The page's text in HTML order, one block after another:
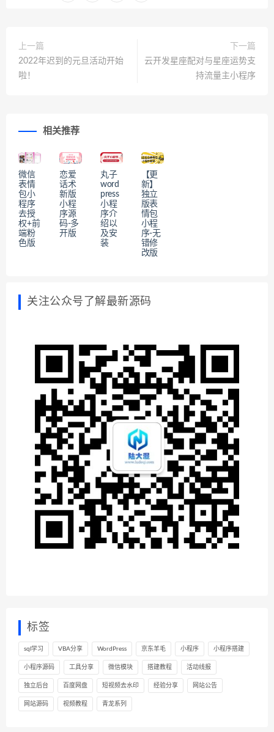
上一篇
2022年迟到的元旦活动开始
啦！
下一篇
云开发星座配对与星座运势支
持流量主小程序
相关推荐
微信
表情
包小
程序
去授
权+前
端粉
色版
恋爱
话术
新版
小程
序源
码-多
开版
丸子
word
press
小程
序介
绍以
及安
装
【更
新】
独立
版表
情包
小程
序-无
错修
改版
关注公众号了解最新源码
标签
sql学习 VBA分享 WordPress 京东羊毛 小程序 小程序搭建
小程序源码 工具分享 微信模块 搭建教程 活动线报
独立后台 百度网盘 短视频去水印 经验分享 网站公告
网站源码 视频教程 青龙系列